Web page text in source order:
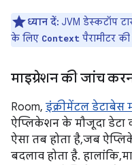
ध्यान दें: JVM डेस्कटॉप
के लिए Context पैरामीटर
माइग्रेशन की जांच
Room, इंक्रीमेंटल डेटाबेस
ऐप्लिकेशन के मौजूदा डेटा
ऐसा तब होता है, जब
बदलाव होता है.